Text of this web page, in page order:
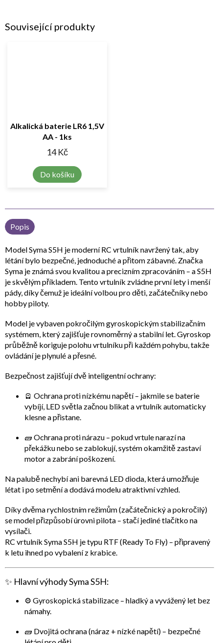
Související produkty
Alkalická baterie LR6 1,5V
AA - 1ks
14 Kč
Do košíku
Popis
ModelSyma S5H je moderní RC vrtulník navržený tak, aby
létání bylo bezpečné, jednoduché a přitom zábavné. Značka
Syma je známá svou kvalitou a precizním zpracováním – a S5H
je skvělým příkladem. Tento vrtulník zvládne první lety i menší
pády, díky čemuž je ideální volbou pro děti, začátečníky nebo
hobby piloty.
Model je vybavenpokročilým gyroskopickým stabilizačním
systémem, který zajišťuje rovnoměrný a stabilní let. Gyroskop
průběžně koriguje polohu vrtulníku při každém pohybu, takže
ovládání je plynulé a přesné.
Bezpečnost zajišťují dvě inteligentní ochrany:
🪫 Ochrana proti nízkému napětí– jakmile se baterie
vybíjí, LED světla začnou blikat a vrtulník automaticky
klesne a přistane.
🧱 Ochrana proti nárazu – pokud vrtule narazí na
překážku nebo se zablokují, systém okamžitě zastaví
motor a zabrání poškození.
Na palubě nechybí ani barevná LED dioda, která umožňuje
létat i po setmění a dodává modelu atraktivní vzhled.
Díkydvěma rychlostním režimům(začátečnický a pokročilý)
se model přizpůsobí úrovni pilota – stačí jediné tlačítko na
vysílači.
RC vrtulník Syma S5H je typu RTF (Ready To Fly) – připravený
k letu ihned po vybalení z krabice.
✨ Hlavní výhody Syma S5H:
⚙️ Gyroskopická stabilizace – hladký a vyvážený let bez
námahy.
🧱 Dvojitá ochrana (náraz + nízké napětí) – bezpečné